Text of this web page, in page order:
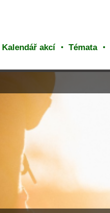
Kalendář akcí Témata